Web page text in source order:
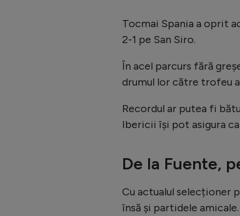
Tocmai Spania a oprit
2-1 pe San Siro.
În acel parcurs fără
drumul lor către trofeu
Recordul ar putea fi
Ibericii își pot asigura
De la Fuente,
Cu actualul selecționer
însă și partidele amicale.